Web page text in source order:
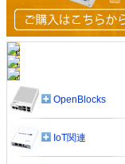
OpenBlocks
IoT関連